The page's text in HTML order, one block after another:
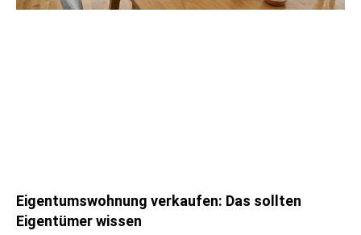
Eigentumswohnung verkaufen: Das sollten
Eigentümer wissen